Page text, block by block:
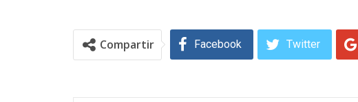
Compartir Facebook Twitter